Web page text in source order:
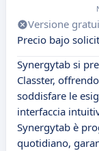
Versione
Precio bajo
Synergytab si
Classter,
soddisfare le
interfaccia
Synergytab è
quotidiano,